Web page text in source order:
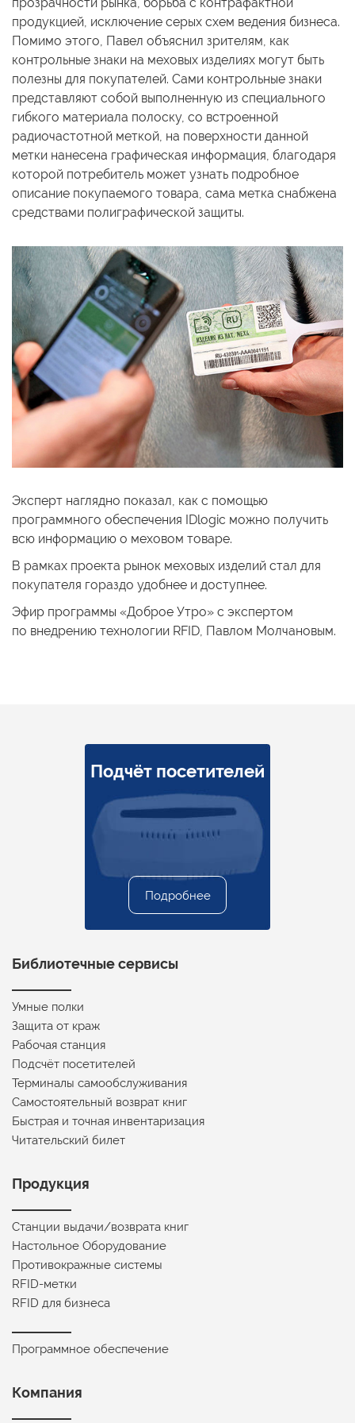
продукцией, исключение серых схем ведения бизнеса.
Помимо этого, Павел объяснил зрителям, как
контрольные знаки на меховых изделиях могут быть
полезны для покупателей. Сами контрольные знаки
представляют собой выполненную из специального
гибкого материала полоску, со встроенной
радиочастотной меткой, на поверхности данной
метки нанесена графическая информация, благодаря
которой потребитель может узнать подробное
описание покупаемого товара, сама метка снабжена
средствами полиграфической защиты.
Эксперт наглядно показал, как с помощью
программного обеспечения IDlogiс можно получить
всю информацию о меховом товаре.
В рамках проекта рынок меховых изделий стал для
покупателя гораздо удобнее и доступнее.
Эфир программы «Доброе Утро» с экспертом
по внедрению технологии RFID, Павлом Молчановым.
Самостоятельный
возврат книг
Подробнее
Рабочая станция
Подробнее
Подчёт посетителей
Подробнее
Умные полки
Подробнее
Быстрая и точная
инвентаризация
Подробнее
Библиотечные сервисы
Умные полки
Защита от краж
Рабочая станция
Подсчёт посетителей
Терминалы самообслуживания
Самостоятельный возврат книг
Быстрая и точная инвентаризация
Читательский билет
Продукция
Станции выдачи/возврата книг
Настольное Оборудование
Противокражные системы
RFID-метки
RFID для бизнеса
Программное обеспечение
Компания